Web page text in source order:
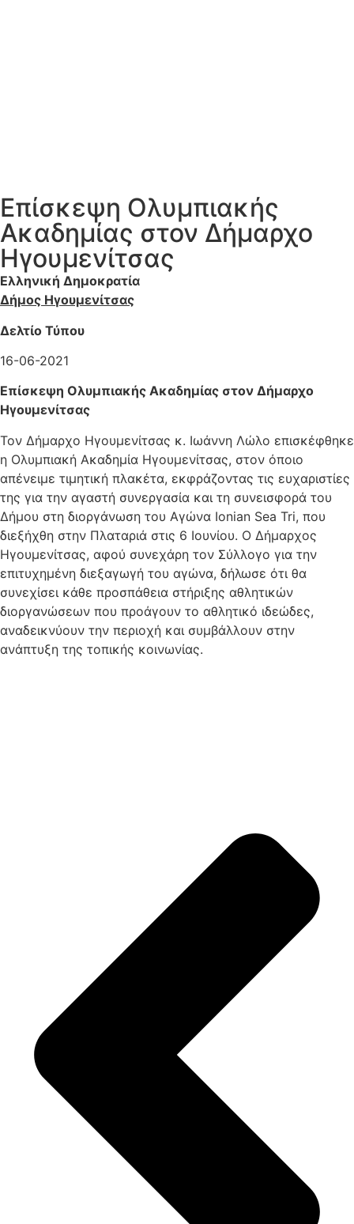
Επίσκεψη Ολυμπιακής
Ακαδημίας στον Δήμαρχο
Ηγουμενίτσας
Ελληνική Δημοκρατία
Δήμος Ηγουμενίτσας
Δελτίο Τύπου
16-06-2021
Επίσκεψη Ολυμπιακής Ακαδημίας στον Δήμαρχο
Ηγουμενίτσας
Τον Δήμαρχο Ηγουμενίτσας κ. Ιωάννη Λώλο επισκέφθηκε
η Ολυμπιακή Ακαδημία Ηγουμενίτσας, στον όποιο
απένειμε τιμητική πλακέτα, εκφράζοντας τις ευχαριστίες
της για την αγαστή συνεργασία και τη συνεισφορά του
Δήμου στη διοργάνωση του Αγώνα Ionian Sea Tri, που
διεξήχθη στην Πλαταριά στις 6 Ιουνίου. Ο Δήμαρχος
Ηγουμενίτσας, αφού συνεχάρη τον Σύλλογο για την
επιτυχημένη διεξαγωγή του αγώνα, δήλωσε ότι θα
συνεχίσει κάθε προσπάθεια στήριξης αθλητικών
διοργανώσεων που προάγουν το αθλητικό ιδεώδες,
αναδεικνύουν την περιοχή και συμβάλλουν στην
ανάπτυξη της τοπικής κοινωνίας.